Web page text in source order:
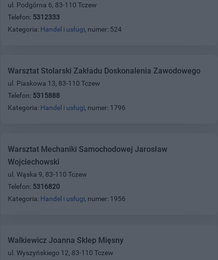
ul. Podgórna 6, 83-110 Tczew
Telefon: 5312333
Kategoria: Handel i usługi, numer: 524
Warsztat Stolarski Zakładu Doskonalenia Zawodowego
ul. Piaskowa 13, 83-110 Tczew
Telefon: 5315888
Kategoria: Handel i usługi, numer: 1796
Warsztat Mechaniki Samochodowej Jarosław
Wojciechowski
ul. Wąska 9, 83-110 Tczew
Telefon: 5316820
Kategoria: Handel i usługi, numer: 1956
Walkiewicz Joanna Sklep Mięsny
ul. Wyszyńskiego 12, 83-110 Tczew